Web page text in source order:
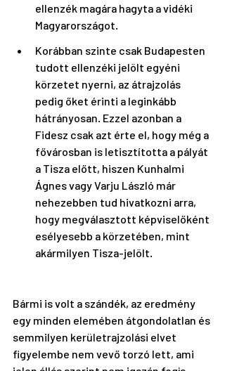
ellenzék magára hagyta a vidéki
Magyarországot.
Korábban szinte csak Budapesten
tudott ellenzéki jelölt egyéni
körzetet nyerni, az átrajzolás
pedig őket érinti a leginkább
hátrányosan. Ezzel azonban a
Fidesz csak azt érte el, hogy még a
fővárosban is letisztította a pályát
a Tisza előtt, hiszen Kunhalmi
Ágnes vagy Varju László már
nehezebben tud hivatkozni arra,
hogy megválasztott képviselőként
esélyesebb a körzetében, mint
akármilyen Tisza-jelölt.
Bármi is volt a szándék, az eredmény
egy minden elemében átgondolatlan és
semmilyen kerületrajzolási elvet
figyelembe nem vevő torzó lett, ami